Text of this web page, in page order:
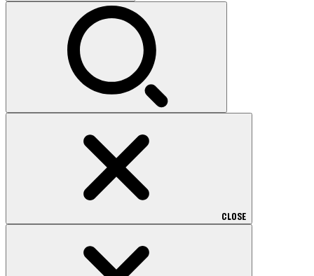
索:
CLOSE